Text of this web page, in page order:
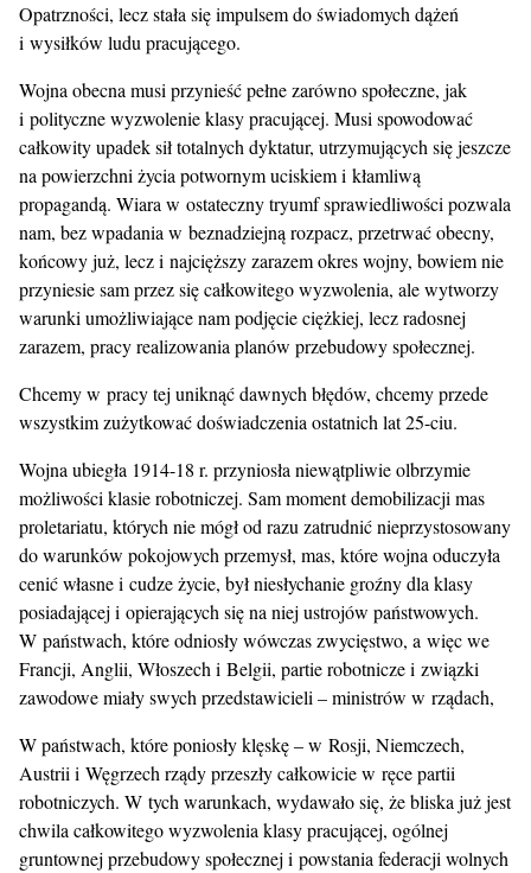
Opatrzności, lecz stała się impulsem do świadomych dążeń
i wysiłków ludu pracującego.
Wojna obecna musi przynieść pełne zarówno społeczne, jak
i polityczne wyzwolenie klasy pracującej. Musi spowodować
całkowity upadek sił totalnych dyktatur, utrzymujących się jeszcze
na powierzchni życia potwornym uciskiem i kłamliwą
propagandą. Wiara w ostateczny tryumf sprawiedliwości pozwala
nam, bez wpadania w beznadziejną rozpacz, przetrwać obecny,
końcowy już, lecz i najcięższy zarazem okres wojny, bowiem nie
przyniesie sam przez się całkowitego wyzwolenia, ale wytworzy
warunki umożliwiające nam podjęcie ciężkiej, lecz radosnej
zarazem, pracy realizowania planów przebudowy społecznej.
Chcemy w pracy tej uniknąć dawnych błędów, chcemy przede
wszystkim zużytkować doświadczenia ostatnich lat 25-ciu.
Wojna ubiegła 1914-18 r. przyniosła niewątpliwie olbrzymie
możliwości klasie robotniczej. Sam moment demobilizacji mas
proletariatu, których nie mógł od razu zatrudnić nieprzystosowany
do warunków pokojowych przemysł, mas, które wojna oduczyła
cenić własne i cudze życie, był niesłychanie groźny dla klasy
posiadającej i opierających się na niej ustrojów państwowych.
W państwach, które odniosły wówczas zwycięstwo, a więc we
Francji, Anglii, Włoszech i Belgii, partie robotnicze i związki
zawodowe miały swych przedstawicieli – ministrów w rządach,
W państwach, które poniosły klęskę – w Rosji, Niemczech,
Austrii i Węgrzech rządy przeszły całkowicie w ręce partii
robotniczych. W tych warunkach, wydawało się, że bliska już jest
chwila całkowitego wyzwolenia klasy pracującej, ogólnej
gruntownej przebudowy społecznej i powstania federacji wolnych